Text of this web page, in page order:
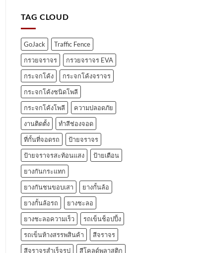
TAG CLOUD
GoJack
Traffic Fence
กรวยจราจร
กรวยจราจร EVA
กระจกโค้ง
กระจกโค้งจราจร
กระจกโค้งชนิดโพลี
กระจกโค้งโพลี
ความปลอดภัย
งานติดตั้ง
ทำสีช่องจอด
ที่กั้นที่จอดรถ
ป้ายจราจร
ป้ายจราจรสะท้อนแสง
ป้ายเตือน
ยางกันกระแทก
ยางกันชนขอบเสา
ยางกั้นล้อ
ยางกั้นล้อรถ
ยางชะลอ
ยางชะลอความเร็ว
รถเข็นช็อปปิ้ง
รถเข็นห้างสรรพสินค้า
สีจราจร
สีจราจรสำเร็จรูป
สีโคลด์พลาสติก